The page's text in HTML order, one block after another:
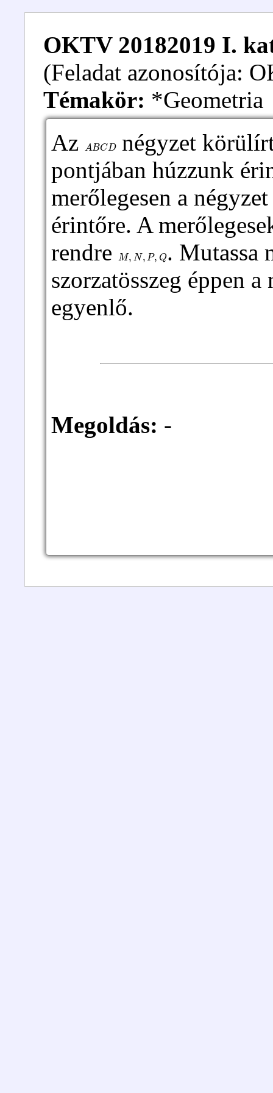
OKTV 20182019 I.
(Feladat azonosítója:
Témakör: *Geometria
Az
A BCD négyzet
pontjában húzzunk
merőlegesen a
érintőre. A
rendre
M, N,P Q
. Mutassa
szorzatösszeg éppen
egyenlő.
Megoldás: -